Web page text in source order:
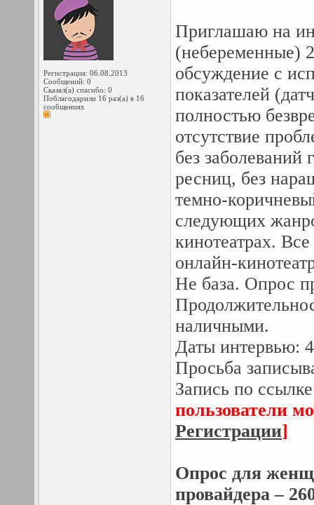
Регистрация: 06.08.2013
Сообщений: 0
Сказал(а) спасибо: 0
Поблагодарили 16 раз(а) в 16
сообщениях
Приглашаю на
(небеременные)
обсуждение с
показателей
полностью
отсутствие
без
ресниц, без
темно-
следующих
кинотеатрах.
онлайн-
Не база. Опрос
наличными.
Даты интервью:
Просьба
Запись по
пользователи
Регистрации]
Опрос для
провайдера –